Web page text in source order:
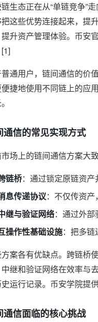
生态正在从“单链竞争”
这些优势连接起来，提
升资产管理体验。币安
通用户，链间通信的价
捷地使用不同链上的应
通信的常见实现方式
场上的链间通信方案大
链桥：通过锁定原链资产
息传递协议：不仅传资
继与验证网络：通过外
操作性基础设施：把多链
案各有优缺点。跨链桥
继和验证网络在效率与
运行记录。币安学院提
通信面临的核心挑战